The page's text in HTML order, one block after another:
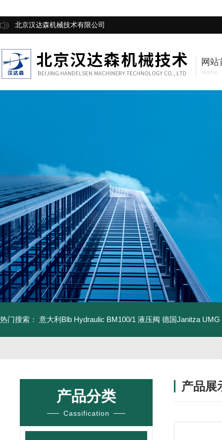
北京汉达森机械技术有限公司
网站
Home
热门搜索： 意大利Blb Hydraulic BM100/1 液压阀 德国Janitza UMG
产品分类
Cassification
产品展